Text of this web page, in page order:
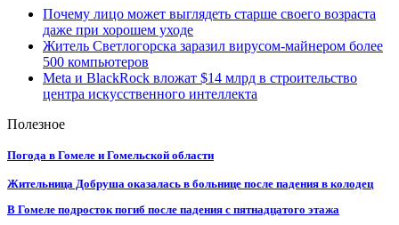
Почему лицо может выглядеть старше своего возраста
даже при хорошем уходе
Житель Светлогорска заразил вирусом-майнером более
500 компьютеров
Meta и BlackRock вложат $14 млрд в строительство
центра искусственного интеллекта
Полезное
Погода в Гомеле и Гомельской области
Жительница Добруша оказалась в больнице после падения в колодец
В Гомеле подросток погиб после падения с пятнадцатого этажа